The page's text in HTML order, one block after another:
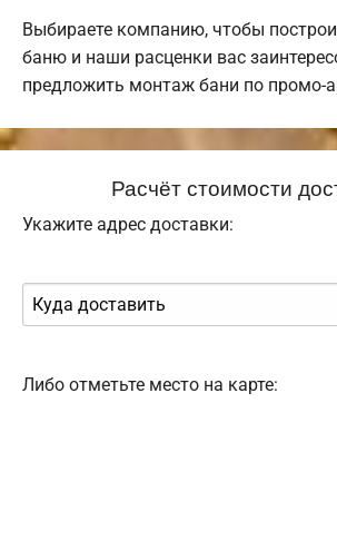
Выбираете компанию, чтобы
баню и наши расценки вас
предложить монтаж бани по промо-
Расчёт стоимости
Укажите адрес доставки:
Либо отметьте место на карте: